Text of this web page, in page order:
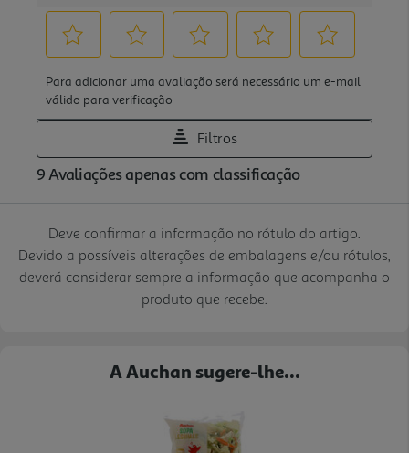
Deve confirmar a informação no rótulo do artigo.
Devido a possíveis alterações de embalagens e/ou rótulos,
deverá considerar sempre a informação que acompanha o
produto que recebe.
A Auchan sugere-lhe...